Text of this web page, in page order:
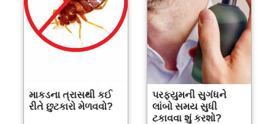
માકડના ત્રાસથી કઈ
રીતે છુટકારો મેળવવો?
પરફ્યુમની સુગંધને
લાંબો સમય સુધી
ટકાવવા શું કરશો?